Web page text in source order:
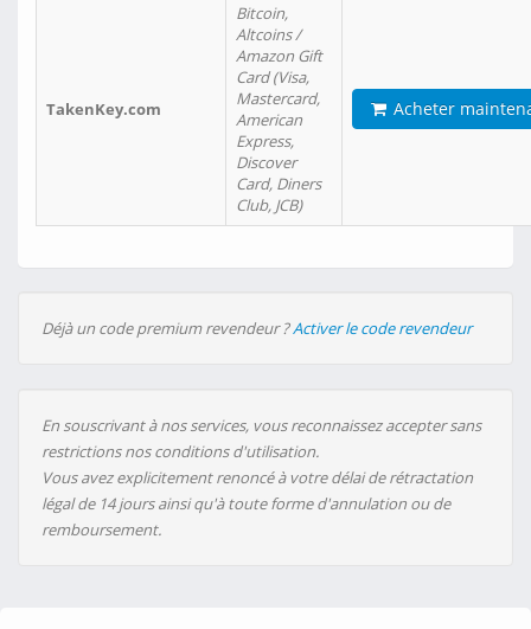
TakenKey.com
Bitcoin,
Altcoins /
Amazon Gift
Card (Visa,
Mastercard,
American
Express,
Discover
Card, Diners
Club, JCB)
Acheter
Déjà un code premium revendeur ?Activer le code revendeur
En souscrivant à nos services, vous reconnaissez accepter sans
restrictions nos conditions d'utilisation.
Vous avez explicitement renoncé à votre délai de rétractation
légal de 14 jours ainsi qu'à toute forme d'annulation ou de
remboursement.